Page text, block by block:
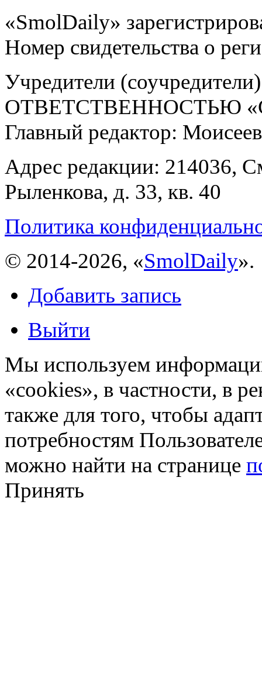
«SmolDaily»
Номер свидетельства о
Учредители
ОТВЕТСТВЕННОСТЬЮ
Главный редактор:
Адрес редакции: 214036,
Рыленкова, д. 33, кв. 40
Политика
© 2014-2026, «SmolDaily».
Добавить запись
Выйти
Мы используем
«cookies», в частности, в
также для того, чтобы
потребностям
можно найти на странице
Принять